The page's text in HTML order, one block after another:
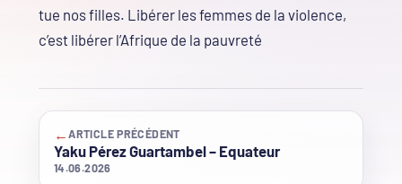
tue nos filles. Libérer les femmes de la violence,
c’est libérer l’Afrique de la pauvreté
←ARTICLE PRÉCÉDENT
Yaku Pérez Guartambel – Equateur
14.06.2026